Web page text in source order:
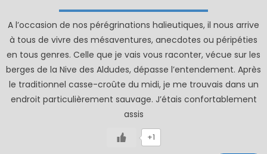
A l’occasion de nos pérégrinations halieutiques, il nous arrive
à tous de vivre des mésaventures, anecdotes ou péripéties
en tous genres. Celle que je vais vous raconter, vécue sur les
berges de la Nive des Aldudes, dépasse l’entendement. Après
le traditionnel casse-croûte du midi, je me trouvais dans un
endroit particulièrement sauvage. J’étais confortablement
assis
+1